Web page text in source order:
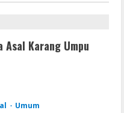
Positif Sabu, Dua
Semenguk
Way Kanan
Asal Karang Umpu
Umum